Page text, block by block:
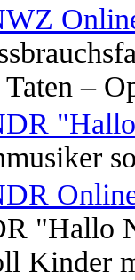
–
"Hallo
Kinder